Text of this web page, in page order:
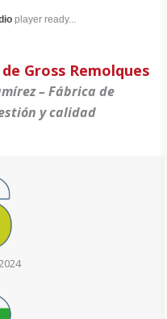
player ready...
Gross Remolques
– Fábrica de
y calidad